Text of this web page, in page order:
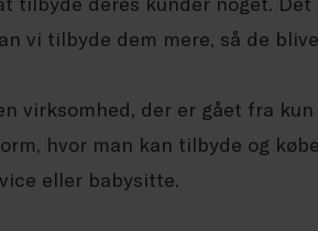
vi tilbyde dem mere, så de
virksomhed, der er gået fra
hvor man kan tilbyde og
eller babysitte.